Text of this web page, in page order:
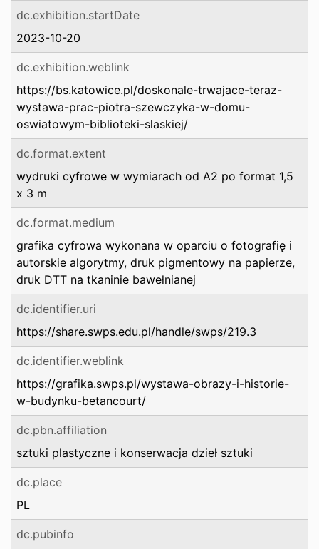
dc.exhibition.startDate
2023-10-20
dc.exhibition.weblink
https://bs.katowice.pl/doskonale-trwajace-teraz-
wystawa-prac-piotra-szewczyka-w-domu-
oswiatowym-biblioteki-slaskiej/
dc.format.extent
wydruki cyfrowe w wymiarach od A2 po format 1,5
x 3 m
dc.format.medium
grafika cyfrowa wykonana w oparciu o fotografię i
autorskie algorytmy, druk pigmentowy na papierze,
druk DTT na tkaninie bawełnianej
dc.identifier.uri
https://share.swps.edu.pl/handle/swps/219.3
dc.identifier.weblink
https://grafika.swps.pl/wystawa-obrazy-i-historie-
w-budynku-betancourt/
dc.pbn.affiliation
sztuki plastyczne i konserwacja dzieł sztuki
dc.place
PL
dc.pubinfo